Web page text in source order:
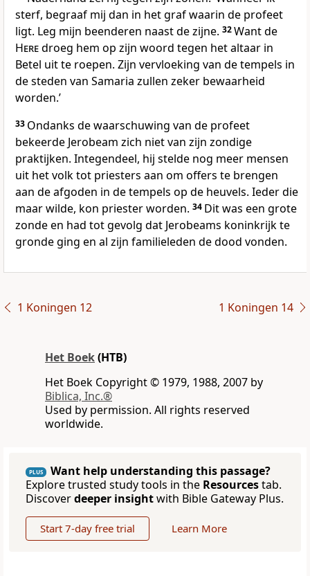
sterf, begraaf mij dan in het graf waarin de profeet
ligt. Leg mijn beenderen naast de zijne. 32Want de
Heredroeg hem op zijn woord tegen het altaar in
Betel uit te roepen. Zijn vervloeking van de tempels in
de steden van Samaria zullen zeker bewaarheid
worden.’
33 Ondanks de waarschuwing van de profeet
bekeerde Jerobeam zich niet van zijn zondige
praktijken. Integendeel, hij stelde nog meer mensen
uit het volk tot priesters aan om offers te brengen
aan de afgoden in de tempels op de heuvels. Ieder die
maar wilde, kon priester worden. 34 Dit was een grote
zonde en had tot gevolg dat Jerobeams koninkrijk te
gronde ging en al zijn familieleden de dood vonden.
1 Koningen 12 1 Koningen 14
Het Boek(HTB)
Het Boek Copyright © 1979, 1988, 2007 by
Biblica, Inc.®
Used by permission. All rights reserved
worldwide.
PLUS
Want help understanding this passage?
Explore trusted study tools in the Resourcestab.
Discoverdeeper insightwith Bible Gateway Plus.
Start 7-day free trial Learn More